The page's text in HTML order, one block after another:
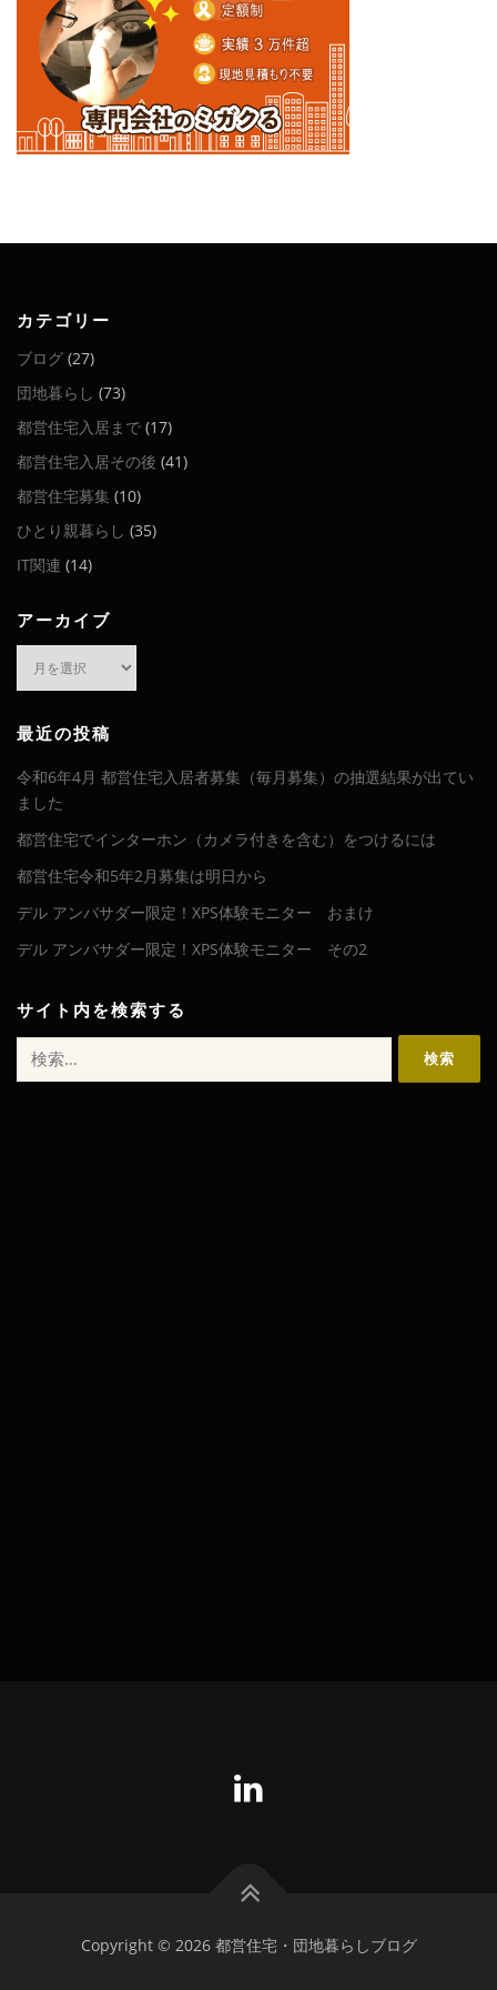
カテゴリー
ブログ (27)
団地暮らし (73)
都営住宅入居まで (17)
都営住宅入居その後 (41)
都営住宅募集 (10)
ひとり親暮らし (35)
IT関連 (14)
アーカイブ
イ
最近の投稿
令和6年4月 都営住宅入居者募集（毎月募集）の抽選結果が出てい
ました
都営住宅でインターホン（カメラ付きを含む）をつけるには
都営住宅令和5年2月募集は明日から
デル アンバサダー限定！XPS体験モニター おまけ
デル アンバサダー限定！XPS体験モニター その2
サイト内を検索する
索:
Copyright © 2026 都営住宅・団地暮らしブログ